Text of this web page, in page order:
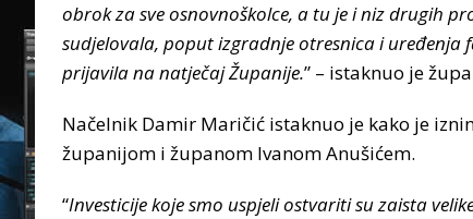
obrok za sve osnovnoškolce, a tu je i niz drugih
sudjelovala, poput izgradnje otresnica i uređenja
prijavila na natječaj Županije.” – istaknuo je
Načelnik Damir Maričić istaknuo je kako je
županijom i županom Ivanom Anušićem.
“Investicije koje smo uspjeli ostvariti su zaista